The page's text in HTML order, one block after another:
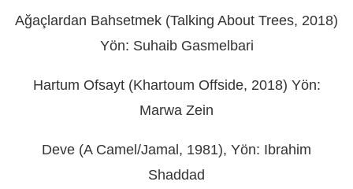
Ağaçlardan Bahsetmek (Talking About Trees, 2018)
Yön: Suhaib Gasmelbari
Hartum Ofsayt (Khartoum Offside, 2018) Yön:
Marwa Zein
Deve (A Camel/Jamal, 1981), Yön: Ibrahim
Shaddad